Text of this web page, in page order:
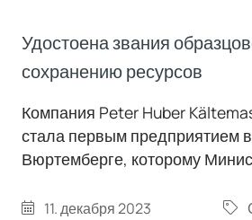
Удостоена звания
сохранению ресурсов
Компания Peter Huber
стала первым предприятием
Вюртемберге, которому
Компания Huber значительно
11. декабря 2023